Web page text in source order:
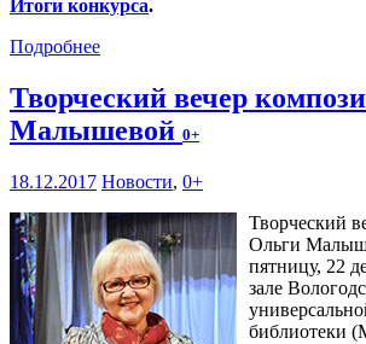
Итоги конкурса.
Подробнее
Творческий вечер
Малышевой 0+
18.12.2017 Новости, 0+
Творческий
Ольги
пятницу, 22
зале
библиотеки